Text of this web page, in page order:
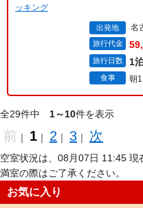
ッキング
出発地 名
旅行代金
旅行日数 1
食事 朝
全29件中 1～10件を表示
前 ｜ 1 ｜ 2 ｜ 3 ｜ 次
空室状況は、08月07日 11:45 現
満室の際はご了承ください。
お気に入り